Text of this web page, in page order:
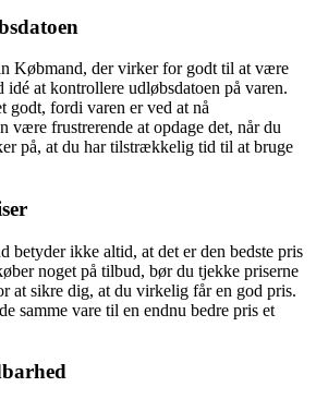
Købmand, der virker for godt til at være
idé at kontrollere udløbsdatoen på varen.
godt, fordi varen er ved at nå
være frustrerende at opdage det, når du
på, at du har tilstrækkelig tid til at bruge
ikke altid, at det er den bedste pris
noget på tilbud, bør du tjekke priserne
at sikre dig, at du virkelig får en god pris.
samme vare til en endnu bedre pris et